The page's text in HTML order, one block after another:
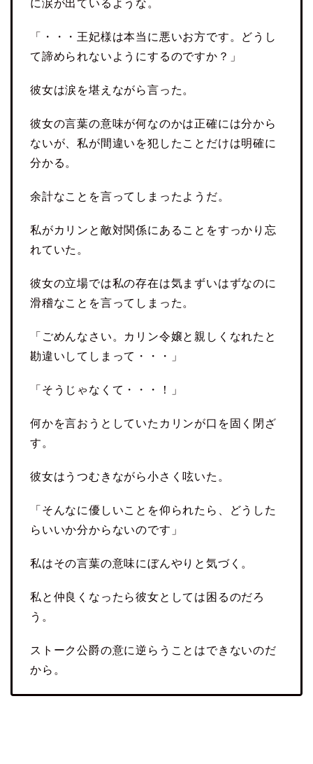
に涙が出ているような。
「・・・王妃様は本当に悪いお方です。どうし
て諦められないようにするのですか？」
彼女は涙を堪えながら言った。
彼女の言葉の意味が何なのかは正確には分から
ないが、私が間違いを犯したことだけは明確に
分かる。
余計なことを言ってしまったようだ。
私がカリンと敵対関係にあることをすっかり忘
れていた。
彼女の立場では私の存在は気まずいはずなのに
滑稽なことを言ってしまった。
「ごめんなさい。カリン令嬢と親しくなれたと
勘違いしてしまって・・・」
「そうじゃなくて・・・！」
何かを言おうとしていたカリンが口を固く閉ざ
す。
彼女はうつむきながら小さく呟いた。
「そんなに優しいことを仰られたら、どうした
らいいか分からないのです」
私はその言葉の意味にぼんやりと気づく。
私と仲良くなったら彼女としては困るのだろ
う。
ストーク公爵の意に逆らうことはできないのだ
から。